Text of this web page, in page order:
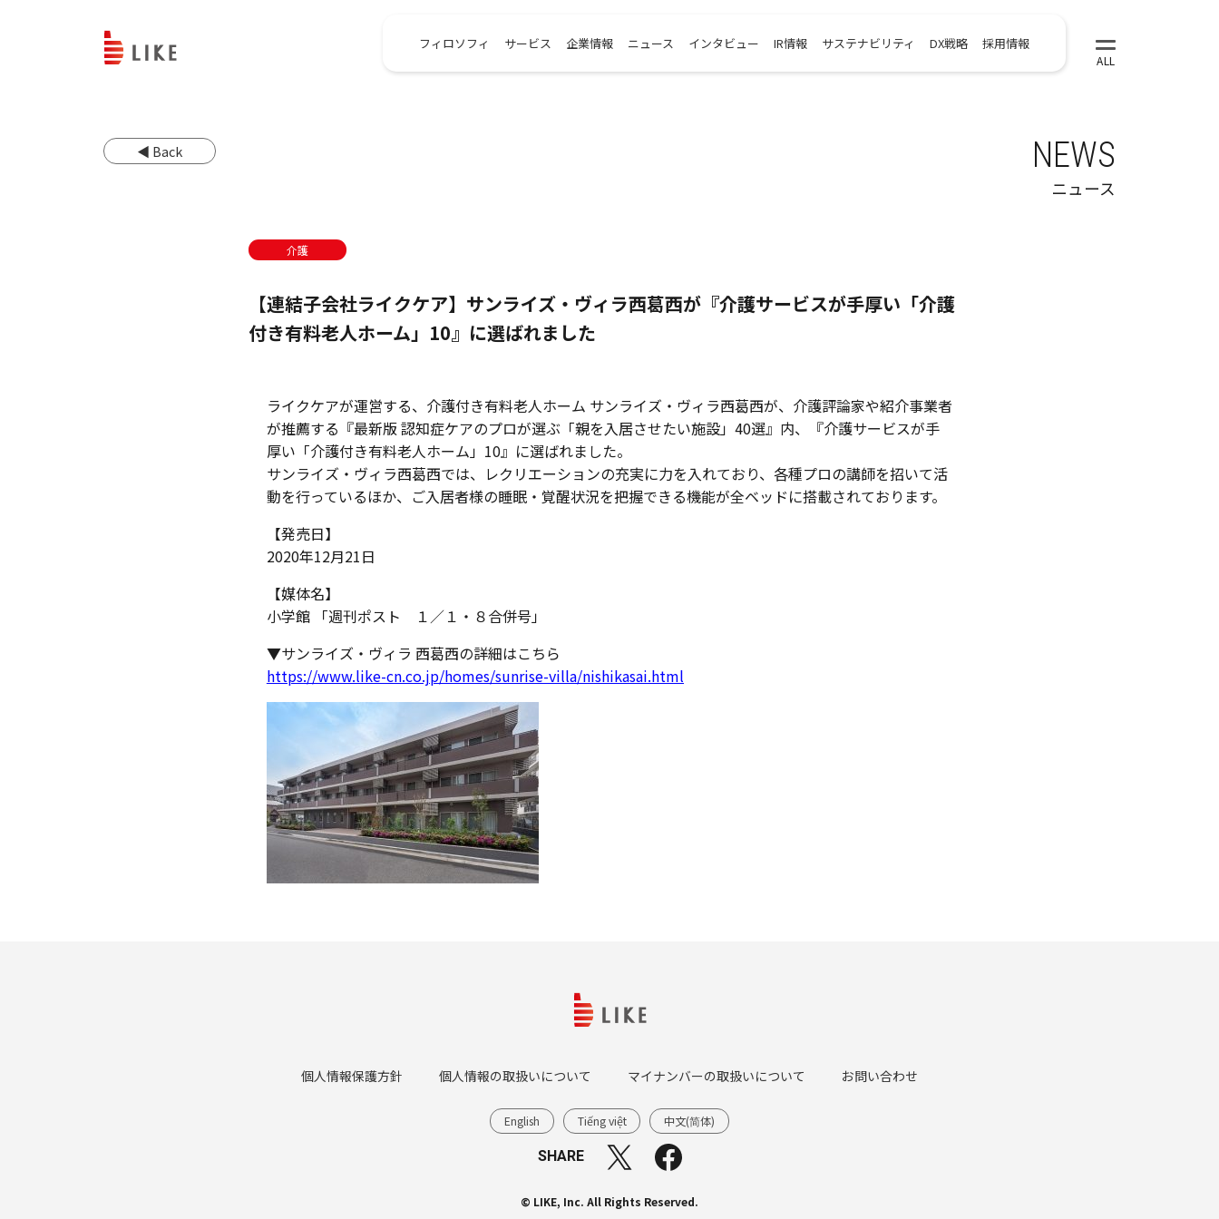
フィロソフィ サービス 企業情報 ニュース インタビュー IR情報 サステナビリティ DX戦略 採用情報
◀ Back NEWS
ニュース
介護
【連結子会社ライクケア】サンライズ・ヴィラ西葛西が『介護サービスが手厚い「介護
付き有料老人ホーム」10』に選ばれました
ライクケアが運営する、介護付き有料老人ホーム サンライズ・ヴィラ西葛西が、介護評論家や紹介事業者
が推薦する『最新版 認知症ケアのプロが選ぶ「親を入居させたい施設」40選』内、『介護サービスが手
厚い「介護付き有料老人ホーム」10』に選ばれました。
サンライズ・ヴィラ西葛西では、レクリエーションの充実に力を入れており、各種プロの講師を招いて活
動を行っているほか、ご入居者様の睡眠・覚醒状況を把握できる機能が全ベッドに搭載されております。
【発売日】
2020年12月21日
【媒体名】
小学館 「週刊ポスト １／１・８合併号」
▼サンライズ・ヴィラ 西葛西の詳細はこちら
https://www.like-cn.co.jp/homes/sunrise-villa/nishikasai.html
個人情報保護方針 個人情報の取扱いについて マイナンバーの取扱いについて お問い合わせ
English Tiếng việt 中文(简体)
SHARE
© LIKE, Inc. All Rights Reserved.